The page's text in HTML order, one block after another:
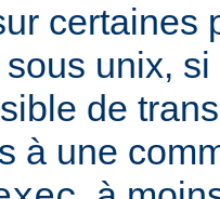
certaines
sous unix,
de
à une